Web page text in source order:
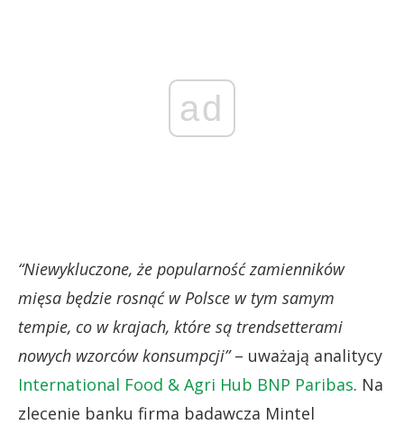
ad
“Niewykluczone, że popularność zamienników
mięsa będzie rosnąć w Polsce w tym samym
tempie, co w krajach, które są trendsetterami
nowych wzorców konsumpcji”– uważają analitycy
International Food & Agri Hub BNP Paribas. Na
zlecenie banku firma badawcza Mintel